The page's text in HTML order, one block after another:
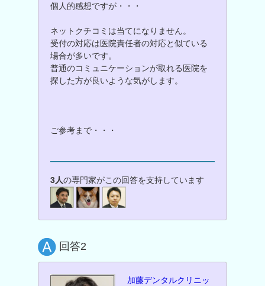
個人的感想ですが・・・
ネットクチコミは当てになりません。
受付の対応は医院責任者の対応と似ている
場合が多いです。
普通のコミュニケーションが取れる医院を
探した方が良いような気がします。
ご参考まで・・・
3人の専門家がこの回答を支持しています
回答2
加藤デンタルクリニッ